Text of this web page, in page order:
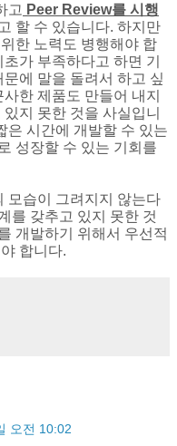
고 Peer Review를 시행
할 수 있습니다. 하지만
한 노력도 병행해야 합
가 부족하다고 하면 기
에 말을 돌려서 하고 싶
한 제품도 만들어 내지
지 못한 것을 사실입니
은 시간에 개발할 수 있는
성장할 수 있는 기회를
모습이 그려지지 않는다
를 갖추고 있지 못한 것
개발하기 위해서 우선적
합니다.
오전 10:02